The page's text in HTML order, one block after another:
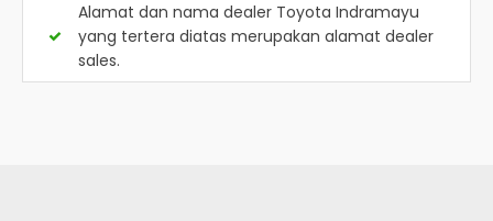
Alamat dan nama dealer Toyota Indramayu
yang tertera diatas merupakan alamat dealer
sales.